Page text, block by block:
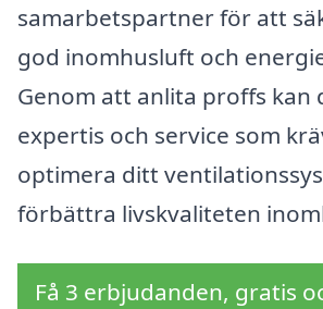
samarbetspartner för att
god inomhusluft och
Genom att anlita proffs kan
expertis och service som
optimera ditt
förbättra livskvaliteten
Få 3 erbjudanden, gratis